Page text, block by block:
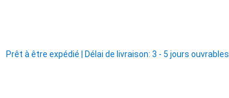
Prêt à être expédié Délai de livraison: 3 - 5 jours ouvrables